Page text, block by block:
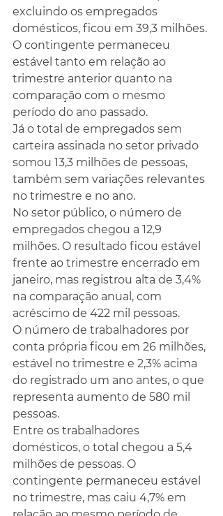
excluindo os empregados
domésticos, ficou em 39,3 milhões.
O contingente permaneceu
estável tanto em relação ao
trimestre anterior quanto na
comparação com o mesmo
período do ano passado.
Já o total de empregados sem
carteira assinada no setor privado
somou 13,3 milhões de pessoas,
também sem variações relevantes
no trimestre e no ano.
No setor público, o número de
empregados chegou a 12,9
milhões. O resultado ficou estável
frente ao trimestre encerrado em
janeiro, mas registrou alta de 3,4%
na comparação anual, com
acréscimo de 422 mil pessoas.
O número de trabalhadores por
conta própria ficou em 26 milhões,
estável no trimestre e 2,3% acima
do registrado um ano antes, o que
representa aumento de 580 mil
pessoas.
Entre os trabalhadores
domésticos, o total chegou a 5,4
milhões de pessoas. O
contingente permaneceu estável
no trimestre, mas caiu 4,7% em